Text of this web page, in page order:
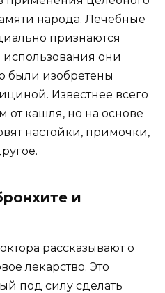
народа. Лечебные
признаются
они
были изобретены
Известнее всего
от кашля, но на основе
настойки, примочки,
и
рассказывают о
лекарство. Это
под силу сделать